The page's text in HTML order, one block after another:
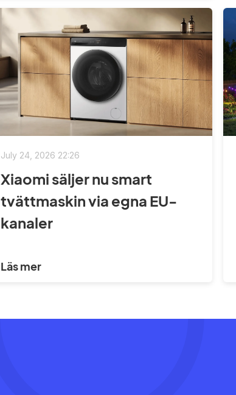
July 24, 2026 22:26
Xiaomi säljer nu smart
tvättmaskin via egna EU-
kanaler
Läs mer